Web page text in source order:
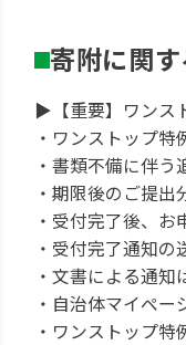
寄附に関
▶【重要】ワンス
・ワンストップ
・書類不備に伴
・期限後のご提出
・受付完了後、
・受付完了通知の
・文書による通知
・自治体マイペー
・ワンストップ